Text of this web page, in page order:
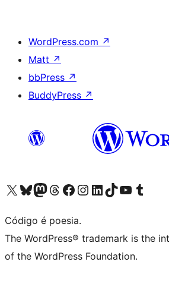
WordPress.com ↗
Matt ↗
bbPress ↗
BuddyPress ↗
Acessar nossa conta do X (antigo Twitter)
Acessar nossa conta do Bluesky
Acessar nossa conta do Mastodon
Acessar nossa conta do Threads
Acessar nossa página do Facebook
Acessar nossa conta do Instagram
Acessar nossa conta do LinkedIn
Acessar nossa conta do TikTok
Acessar nosso canal do YouTube
Acessar nossa conta no
Código é poesia.
The WordPress® trademark is the
of the WordPress Foundation.